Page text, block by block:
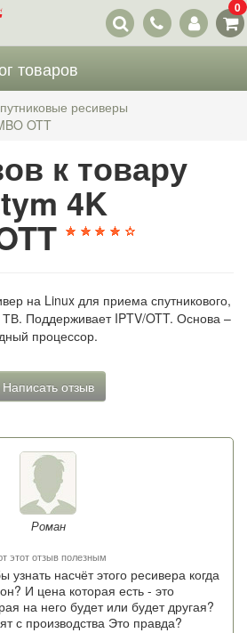
Наши
контакты
0
товаров
ресиверы
OTT
к товару
4K
на Linux для приема спутникового,
Поддерживает IPTV/OTT. Основа –
процессор.
Написать отзыв
Роман
этот отзыв полезным
насчёт этого ресивера когда
И цена которая есть - это
на него будет или будет другая?
с производства Это правда?